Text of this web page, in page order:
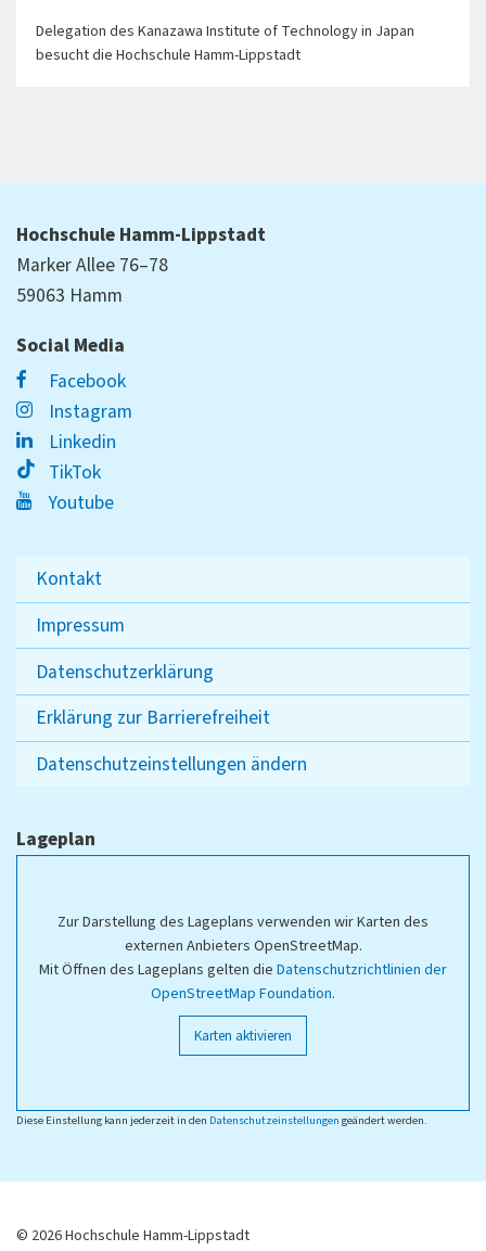
Delegation des Kanazawa Institute of Technology in Japan
besucht die Hochschule Hamm-Lippstadt
Hochschule Hamm-Lippstadt
Marker Allee 76–78
59063 Hamm
Social Media
Facebook
Instagram
Linkedin
TikTok
Youtube
Kontakt
Impressum
Datenschutzerklärung
Erklärung zur Barrierefreiheit
Datenschutzeinstellungen ändern
Lageplan
Zur Darstellung des Lageplans verwenden wir Karten des
externen Anbieters OpenStreetMap.
Mit Öffnen des Lageplans gelten die Datenschutzrichtlinien der
OpenStreetMap Foundation.
Karten aktivieren
Diese Einstellung kann jederzeit in den Datenschutzeinstellungen geändert werden.
© 2026 Hochschule Hamm-Lippstadt